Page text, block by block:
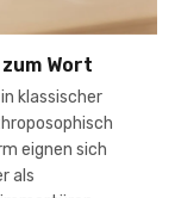
Wort
klassischer
eignen sich
als